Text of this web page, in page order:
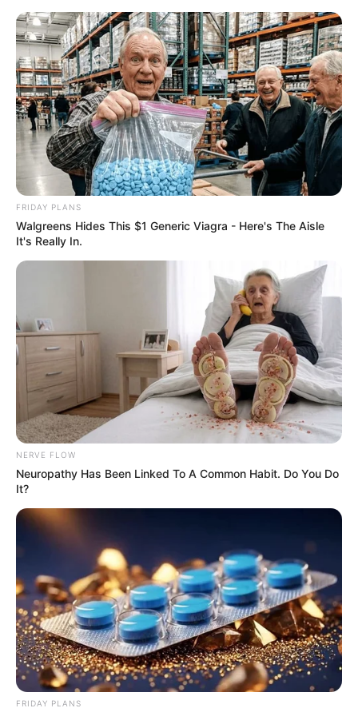
Preskoči na glavni sadržaj
Pravne napomene
The Best Tarantino
Are You The Same Alone
And With Others? Find
Out
Ovo je fikcija. Imena, likovi, mjesta i događaji ili su plod
autorove mašte ili se koriste fiktivno. Svaka sličnost sa
stvarnim događajima ili lokalitetima ili osobama, živim ili
mrtvim, potpuno je slučajna.
Izjava o odricanju odgovornosti
pitanja u vezi s odricanjem odgovornosti naše web lokacije,
slobodno nas kontaktirajte e-poštom naviralno@hotmail.com
Ako nije drugačije naznačeno, sva imena, likovi, tvrtke, mjesta
i događaji su plod autorove mašte ili se koriste na fiktivan
način. Svaka sličnost sa stvarnim osobama, živim ili mrtvim, ili
stvarnim događajima je čisto slučajna.
FRIDAY PLANS
Walgreens Hides This $1 Generic Viagra - Here's The Aisle
It's Really In.
NERVE FLOW
Neuropathy Has Been Linked To A Common Habit. Do You Do
It?
FRIDAY PLANS